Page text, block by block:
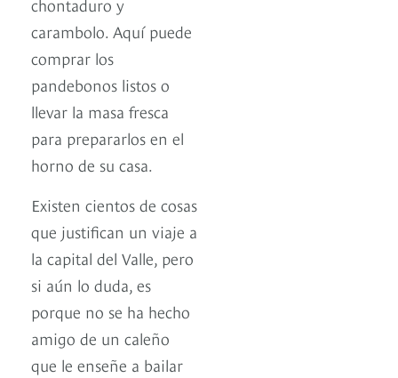
carambolo. Aquí puede
comprar los
pandebonos listos o
llevar la masa fresca
para prepararlos en el
horno de su casa.
Existen cientos de cosas
que justifican un viaje a
la capital del Valle, pero
si aún lo duda, es
porque no se ha hecho
amigo de un caleño
que le enseñe a bailar